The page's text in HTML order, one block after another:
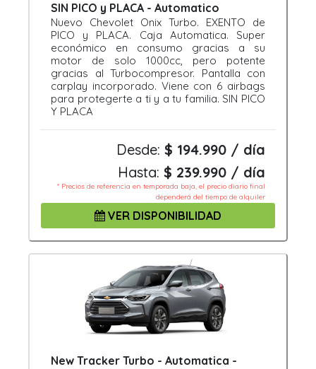
SIN PICO y PLACA - Automatico
Nuevo Chevolet Onix Turbo. EXENTO de
PICO y PLACA. Caja Automatica. Super
económico en consumo gracias a su
motor de solo 1000cc, pero potente
gracias al Turbocompresor. Pantalla con
carplay incorporado. Viene con 6 airbags
para protegerte a ti y a tu familia. SIN PICO
Y PLACA
Desde: $ 194.990 / día
Hasta: $ 239.990 / día
* Precios de referencia en temporada baja, el precio diario final
dependerá del tiempo de alquiler
VER DISPONIBILIDAD
New Tracker Turbo - Automatica -